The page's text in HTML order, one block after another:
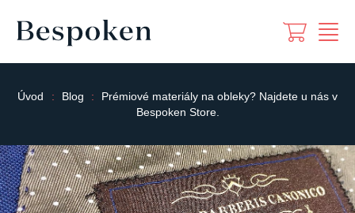
Úvod Blog
Prémiové materiály na obleky? Najdete u nás v
Bespoken Store.